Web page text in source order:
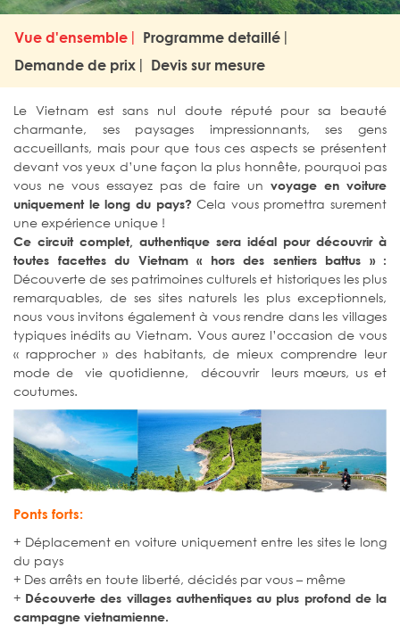
Vue d'ensemble
Programme detaillé
Demande de prix
Devis sur mesure
Le Vietnam est sans nul doute réputé pour sa beauté
charmante, ses paysages impressionnants, ses gens
accueillants, mais pour que tous ces aspects se présentent
devant vos yeux d’une façon la plus honnête, pourquoi pas
vous ne vous essayez pas de faire un voyage en voiture
uniquement le long du pays?Cela vous promettra surement
une expérience unique !
Ce circuit complet, authentique sera idéal pour découvrir à
toutes facettes du Vietnam « hors des sentiers battus » :
Découverte de ses patrimoines culturels et historiques les plus
remarquables, de ses sites naturels les plus exceptionnels,
nous vous invitons également à vous rendre dans les villages
typiques inédits au Vietnam. Vous aurez l’occasion de vous
« rapprocher » des habitants, de mieux comprendre leur
mode de vie quotidienne, découvrir leurs mœurs, us et
coutumes.
Ponts forts:
+ Déplacement en voiture uniquement entre les sites le long
du pays
+ Des arrêts en toute liberté, décidés par vous – même
+ Découverte des villages authentiques au plus profond de la
campagne vietnamienne.